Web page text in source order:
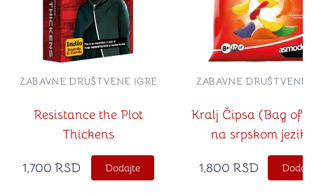
Resistance the Plot
Thickens
ZABAVNE DRUŠTVENE IGRE
1,700 RSD Dodajte
Kralj Čipsa (Bag of
na srpskom
ZABAVNE DRUŠTVENE
1,800 RSD